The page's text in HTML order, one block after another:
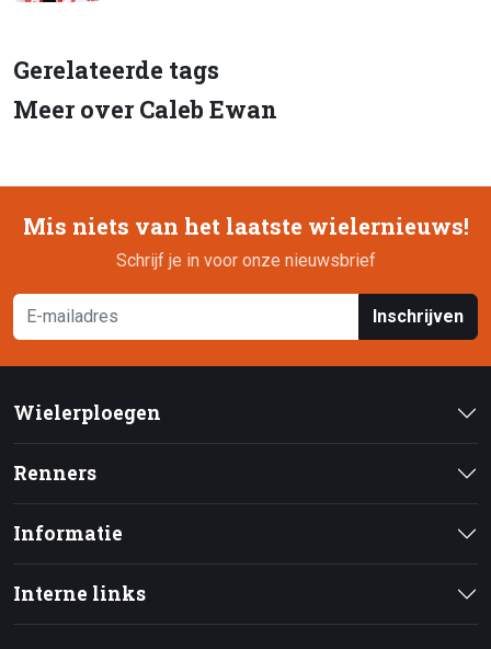
Gerelateerde tags
Meer over Caleb Ewan
Mis niets van het laatste wielernieuws!
Schrijf je in voor onze nieuwsbrief
Inschrijven
Wielerploegen
Renners
Informatie
Interne links